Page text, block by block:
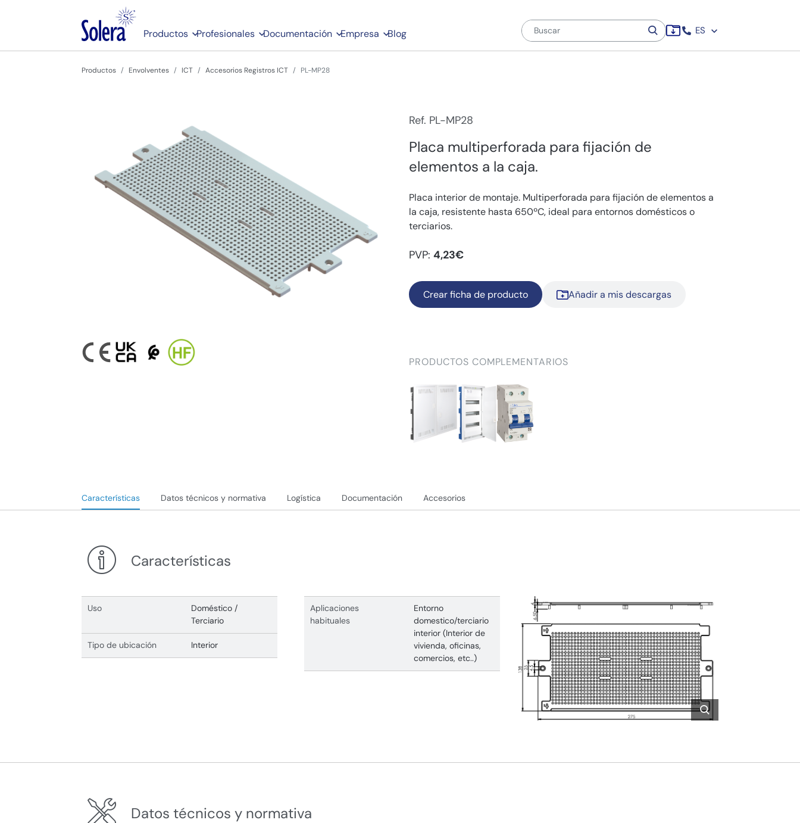
Productos Profesionales Documentación Empresa Blog ES
Productos Envolventes ICT Accesorios Registros ICT PL-MP28
Ref. PL-MP28
Placa multiperforada para fijación de
elementos a la caja.
Placa interior de montaje. Multiperforada para fijación de elementos a
la caja, resistente hasta 650ºC, ideal para entornos domésticos o
terciarios.
PVP: 4,23€
Crear ficha de producto Añadir a mis descargas
PRODUCTOS COMPLEMENTARIOS
Características Datos técnicos y normativa Logística Documentación Accesorios
Características
Uso
Doméstico /
Terciario
Tipo de ubicación Interior
Aplicaciones
habituales
Entorno
domestico/terciario
interior (Interior de
vivienda, oficinas,
comercios, etc..)
Datos técnicos y normativa